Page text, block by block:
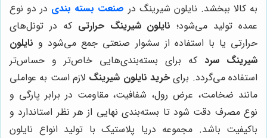
به کالا ببخشد. نایلون شیرینگ در صنعت بسته بندی در دو نوع
عمده تولید می‌شود؛ نایلون شیرینگ حرارتی که در تونل‌های
حرارتی یا با استفاده از سشوار صنعتی جمع می‌شود و نایلون
شیرینگ سرد که برای بسته‌بندی‌هایی خاص‌تر و حساس‌تر
استفاده می‌گردد. برای خرید نایلون شیرینگ لازم است به عواملی
مانند ضخامت، عرض رول، شفافیت، مقاومت در برابر پارگی و
نوع مصرف دقت شود تا بسته‌بندی نهایی از هر نظر استاندارد و
با‌کیفیت باشد. مجموعه دریا پلاستیک با تولید انواع نایلون